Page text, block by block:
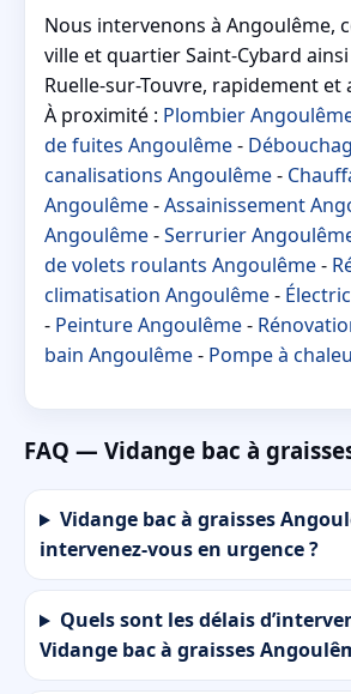
Nous intervenons à Angoulême,
ville et quartier Saint-Cybard
Ruelle-sur-Touvre, rapidement et
À proximité : Plombier
de fuites Angoulême-
canalisations Angoulême-
Angoulême-Assainissement
Angoulême-Serrurier
de volets roulants Angoulême-
climatisation Angoulême-
- Peinture Angoulême-
bain Angoulême- Pompe à
FAQ — Vidange bac à
Vidange bac à graisses
intervenez-vous en urgence ?
Quels sont les délais
Vidange bac à graisses